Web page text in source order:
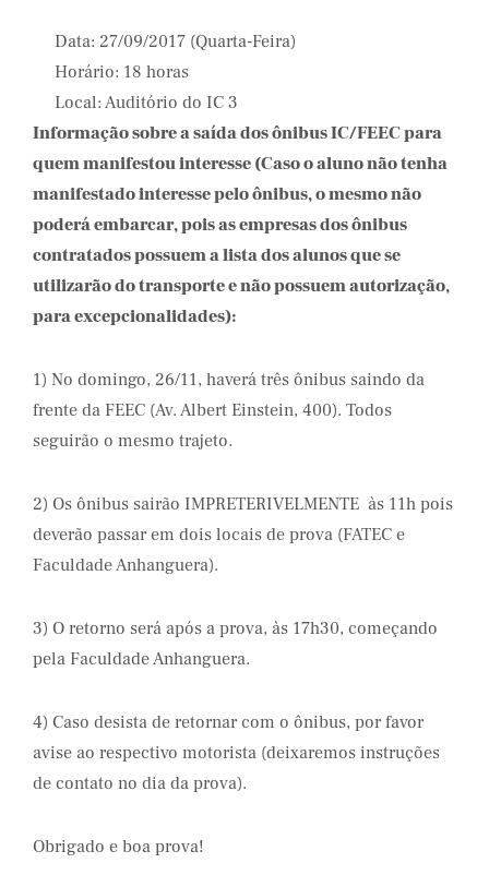
Data: 27/09/2017 (Quarta-Feira)
Horário: 18 horas
Local: Auditório do IC 3
Informação sobre a saída dos ônibus IC/FEEC para
quem manifestou interesse (Caso o aluno não tenha
manifestado interesse pelo ônibus, o mesmo não
poderá embarcar, pois as empresas dos ônibus
contratados possuem a lista dos alunos que se
utilizarão do transporte e não possuem autorização,
para excepcionalidades):
1) No domingo, 26/11, haverá três ônibus saindo da
frente da FEEC (Av. Albert Einstein, 400). Todos
seguirão o mesmo trajeto.
2) Os ônibus sairão IMPRETERIVELMENTE às 11h pois
deverão passar em dois locais de prova (FATEC e
Faculdade Anhanguera).
3) O retorno será após a prova, às 17h30, começando
pela Faculdade Anhanguera.
4) Caso desista de retornar com o ônibus, por favor
avise ao respectivo motorista (deixaremos instruções
de contato no dia da prova).
Obrigado e boa prova!